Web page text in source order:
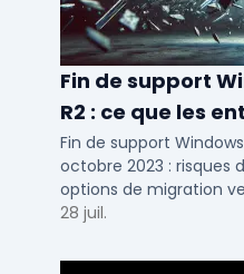
Fin de support
R2 : ce que les
savoir
Fin de support
octobre 2023 : risques
options de migration
pour TPE, PME et ETI.
28 juil.